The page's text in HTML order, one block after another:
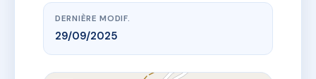
DERNIÈRE MODIF.
29/09/2025